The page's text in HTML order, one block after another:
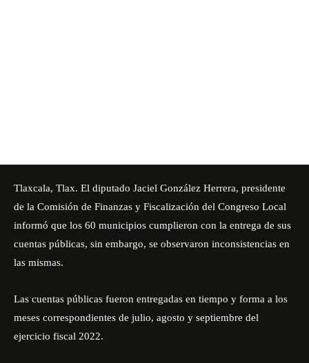
Tlaxcala, Tlax. El diputado Jaciel González Herrera, presidente
de la Comisión de Finanzas y Fiscalización del Congreso Local
informó que los 60 municipios cumplieron con la entrega de sus
cuentas públicas, sin embargo, se observaron inconsistencias en
las mismas.
Las cuentas públicas fueron entregadas en tiempo y forma a los
meses correspondientes de julio, agosto y septiembre del
ejercicio fiscal 2022.